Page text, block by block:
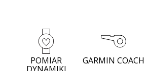
POMIAR GARMIN COACH